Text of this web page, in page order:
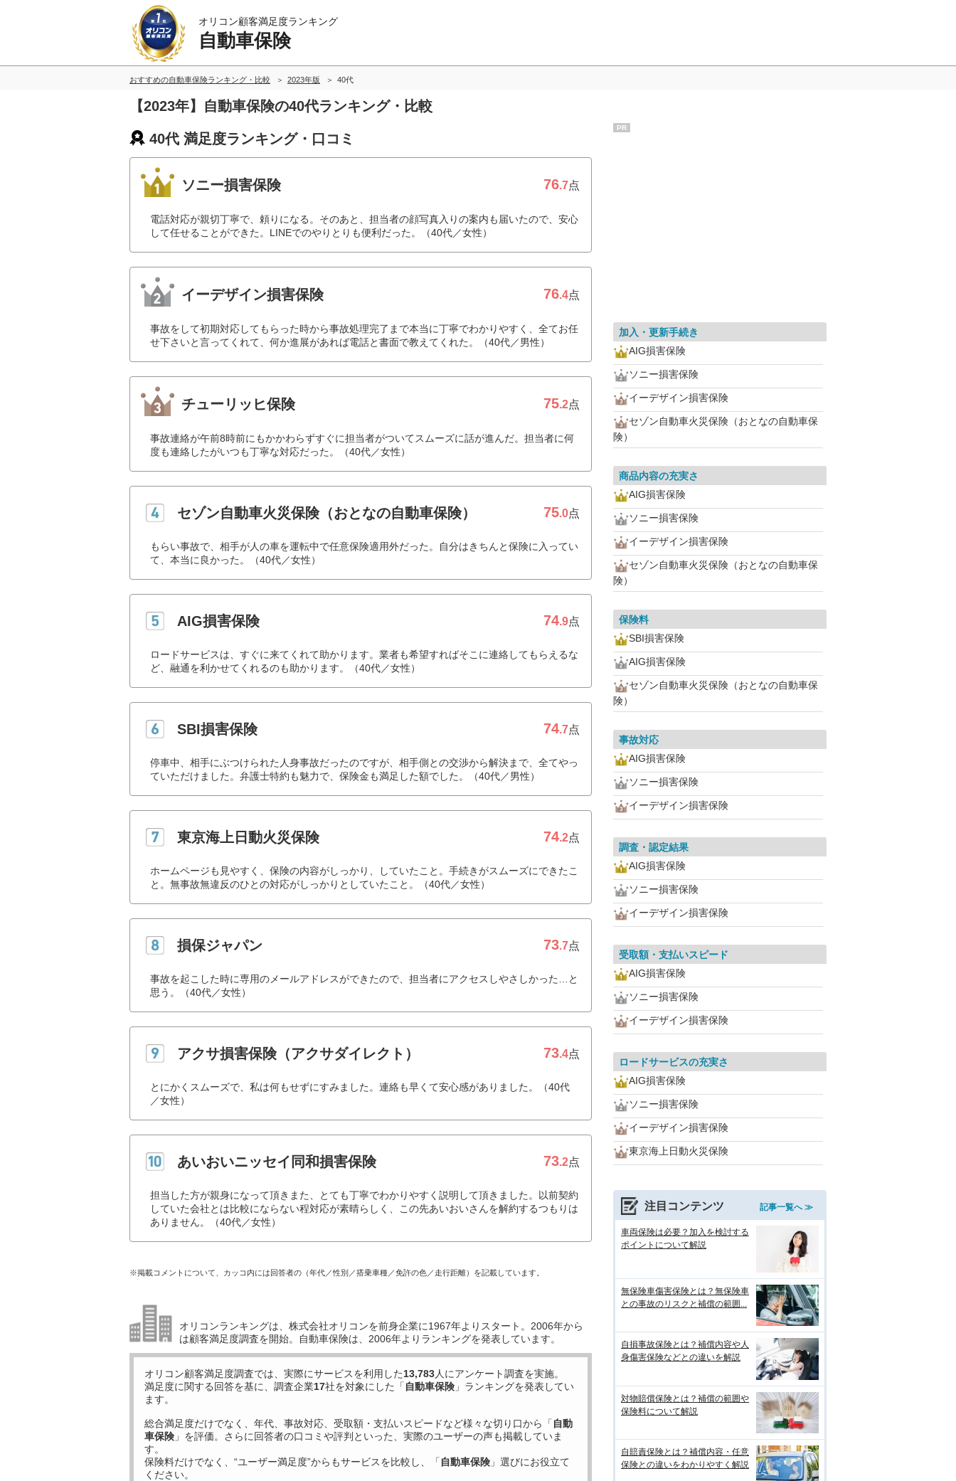
オリコン顧客満足度ランキング
自動車保険
おすすめの自動車保険ランキング・比較 2023年版 40代
【2023年】自動車保険の40代ランキング・比較
40代 満足度ランキング・口コミ
ソニー損害保険 76.7点
電話対応が親切丁寧で、頼りになる。そのあと、担当者の顔写真入りの案内も届いたので、安心
して任せることができた。LINEでのやりとりも便利だった。（40代／女性）
イーデザイン損害保険 76.4点
事故をして初期対応してもらった時から事故処理完了まで本当に丁寧でわかりやすく、全てお任
せ下さいと言ってくれて、何か進展があれば電話と書面で教えてくれた。（40代／男性）
チューリッヒ保険 75.2点
事故連絡が午前8時前にもかかわらずすぐに担当者がついてスムーズに話が進んだ。担当者に何
度も連絡したがいつも丁寧な対応だった。（40代／女性）
セゾン自動車火災保険（おとなの自動車保険） 75.0点
もらい事故で、相手が人の車を運転中で任意保険適用外だった。自分はきちんと保険に入ってい
て、本当に良かった。（40代／女性）
AIG損害保険 74.9点
ロードサービスは、すぐに来てくれて助かります。業者も希望すればそこに連絡してもらえるな
ど、融通を利かせてくれるのも助かります。（40代／女性）
SBI損害保険 74.7点
停車中、相手にぶつけられた人身事故だったのですが、相手側との交渉から解決まで、全てやっ
ていただけました。弁護士特約も魅力で、保険金も満足した額でした。（40代／男性）
東京海上日動火災保険 74.2点
ホームページも見やすく、保険の内容がしっかり、していたこと。手続きがスムーズにできたこ
と。無事故無違反のひとの対応がしっかりとしていたこと。（40代／女性）
損保ジャパン 73.7点
事故を起こした時に専用のメールアドレスができたので、担当者にアクセスしやさしかった…と
思う。（40代／女性）
アクサ損害保険（アクサダイレクト） 73.4点
とにかくスムーズで、私は何もせずにすみました。連絡も早くて安心感がありました。（40代
／女性）
あいおいニッセイ同和損害保険 73.2点
担当した方が親身になって頂きまた、とても丁寧でわかりやすく説明して頂きました。以前契約
していた会社とは比較にならない程対応が素晴らしく、この先あいおいさんを解約するつもりは
ありません。（40代／女性）
※掲載コメントについて、カッコ内には回答者の（年代／性別／搭乗車種／免許の色／走行距離）を記載しています。
オリコンランキングは、株式会社オリコンを前身企業に1967年よりスタート。2006年から
は顧客満足度調査を開始。自動車保険は、2006年よりランキングを発表しています。
オリコン顧客満足度調査では、実際にサービスを利用した13,783人にアンケート調査を実施。
満足度に関する回答を基に、調査企業17社を対象にした「 自動車保険 」ランキングを発表してい
ます。
総合満足度だけでなく、年代、事故対応、受取額・支払いスピードなど様々な切り口から「 自動
車保険 」を評価。さらに回答者の口コミや評判といった、実際のユーザーの声も掲載していま
す。
保険料だけでなく、“ユーザー満足度”からもサービスを比較し、「 自動車保険 」選びにお役立て
ください。
PR
加入・更新手続き
AIG損害保険
ソニー損害保険
イーデザイン損害保険
セゾン自動車火災保険（おとなの自動車保
険）
商品内容の充実さ
AIG損害保険
ソニー損害保険
イーデザイン損害保険
セゾン自動車火災保険（おとなの自動車保
険）
保険料
SBI損害保険
AIG損害保険
セゾン自動車火災保険（おとなの自動車保
険）
事故対応
AIG損害保険
ソニー損害保険
イーデザイン損害保険
調査・認定結果
AIG損害保険
ソニー損害保険
イーデザイン損害保険
受取額・支払いスピード
AIG損害保険
ソニー損害保険
イーデザイン損害保険
ロードサービスの充実さ
AIG損害保険
ソニー損害保険
イーデザイン損害保険
東京海上日動火災保険
注目コンテンツ 記事一覧へ ≫
車両保険は必要？加入を検討する
ポイントについて解説
無保険車傷害保険とは？無保険車
との事故のリスクと補償の範囲...
自損事故保険とは？補償内容や人
身傷害保険などとの違いを解説
対物賠償保険とは？補償の範囲や
保険料について解説
自賠責保険とは？補償内容・任意
保険との違いをわかりやすく解説